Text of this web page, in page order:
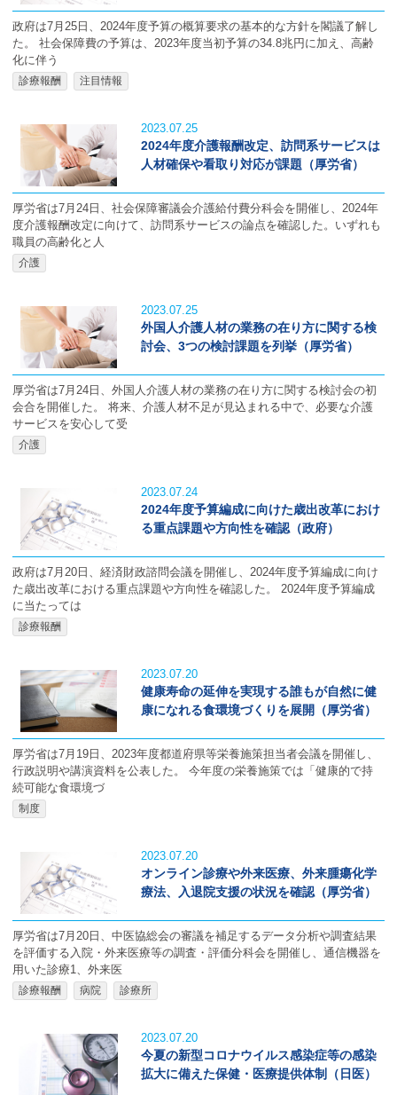
政府は7月25日、2024年度予算の概算要求の基本的な方針を閣議了解し
た。 社会保障費の予算は、2023年度当初予算の34.8兆円に加え、高齢
化に伴う
診療報酬 注目情報
2023.07.25
2024年度介護報酬改定、訪問系サービスは
人材確保や看取り対応が課題（厚労省）
厚労省は7月24日、社会保障審議会介護給付費分科会を開催し、2024年
度介護報酬改定に向けて、訪問系サービスの論点を確認した。いずれも
職員の高齢化と人
介護
2023.07.25
外国人介護人材の業務の在り方に関する検
討会、3つの検討課題を列挙（厚労省）
厚労省は7月24日、外国人介護人材の業務の在り方に関する検討会の初
会合を開催した。 将来、介護人材不足が見込まれる中で、必要な介護
サービスを安心して受
介護
2023.07.24
2024年度予算編成に向けた歳出改革におけ
る重点課題や方向性を確認（政府）
政府は7月20日、経済財政諮問会議を開催し、2024年度予算編成に向け
た歳出改革における重点課題や方向性を確認した。 2024年度予算編成
に当たっては
診療報酬
2023.07.20
健康寿命の延伸を実現する誰もが自然に健
康になれる食環境づくりを展開（厚労省）
厚労省は7月19日、2023年度都道府県等栄養施策担当者会議を開催し、
行政説明や講演資料を公表した。 今年度の栄養施策では「健康的で持
続可能な食環境づ
制度
2023.07.20
オンライン診療や外来医療、外来腫瘍化学
療法、入退院支援の状況を確認（厚労省）
厚労省は7月20日、中医協総会の審議を補足するデータ分析や調査結果
を評価する入院・外来医療等の調査・評価分科会を開催し、通信機器を
用いた診療1、外来医
診療報酬 病院 診療所
2023.07.20
今夏の新型コロナウイルス感染症等の感染
拡大に備えた保健・医療提供体制（日医）